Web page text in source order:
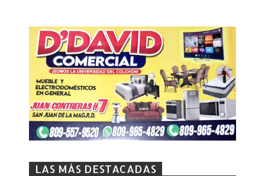
LAS MÁS DESTACADAS